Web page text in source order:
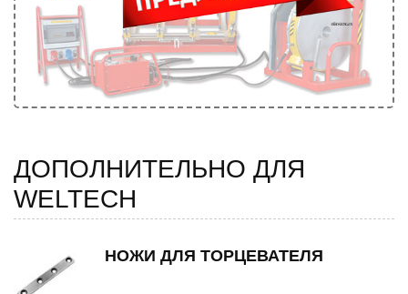
ДОПОЛНИТЕЛЬНО ДЛЯ
WELTECH
НОЖИ ДЛЯ ТОРЦЕВАТЕЛЯ